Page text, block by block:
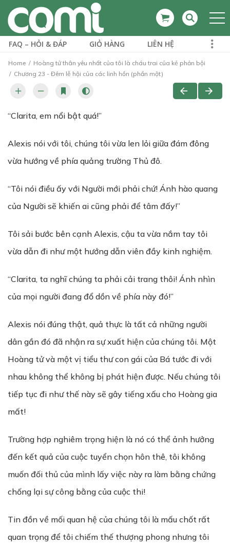
FAQ – HỎI & ĐÁP GIỎ HÀNG LIÊN HỆ
Home
Hoàng tử thân yêu nhất của tôi là cháu trai của kẻ phản bội
Chương 23 - Đêm lễ hội của các linh hồn (phần một)
“Clarita, em nổi bật quá!”
Alexis nói với tôi, chúng tôi vừa len lỏi giữa đám đông
vừa hướng về phía quảng trường Thủ đô.
“Tôi nói điều ấy với Người mới phải chứ! Ánh hào quang
của Người sẽ khiến ai cũng phải để tâm đấy!”
Tôi sải bước bên cạnh Alexis, cậu ta vừa nắm tay tôi
vừa dẫn đi như một hướng dẫn viên đầy kinh nghiệm.
“Clarita, ta nghĩ chúng ta phải cải trang thôi! Ánh nhìn
của mọi người đang đổ dồn về phía này đó!”
Alexis nói đúng thật, quả thực là tất cả những người
dân gần đó đã nhận ra sự xuất hiện của chúng tôi. Một
Hoàng tử và một vị tiểu thư con gái của Bá tước đi với
nhau không thể không bị phát hiện được. Nếu chúng tôi
tiếp tục đi như thế này sẽ gây tiếng xấu cho Hoàng gia
mất!
Trường hợp nghiêm trọng hiện là nó có thể ảnh hưởng
đến kết quả của cuộc tuyển chọn hôn thê, tôi không
muốn đối thủ của mình lấy việc này ra làm bằng chứng
chống lại sự công bằng của cuộc thi!
Tin đồn về mối quan hệ của chúng tôi là mấu chốt rất
quan trọng để tôi chiếm thế thượng phong nhưng tôi